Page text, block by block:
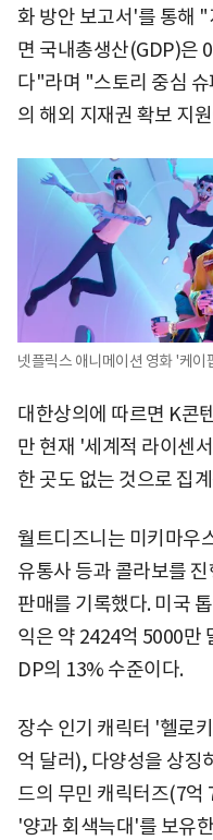
화 방안 보고서'를 통해
면 국내총생산(GDP)은
다"라며 "스토리 중심
의 해외 지재권 확보 지
넷플릭스 애니메이션 영화 '케이
대한상의에 따르면 K콘
만 현재 '세계적 라이센
한 곳도 없는 것으로 집
월트디즈니는 미키마우
유통사 등과 콜라보를
판매를 기록했다. 미국
익은 약 2424억 5000만
DP의 13% 수준이다.
장수 인기 캐릭터 '헬로
억 달러), 다양성을 상징
드의 무민 캐릭터즈(7억
'양과 회색늑대'를 보유